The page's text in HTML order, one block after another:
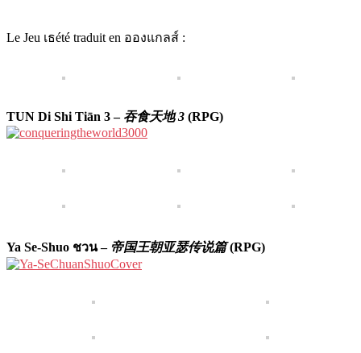
Le Jeu เธété traduit en อองแกลส์ :
TUN Di Shi Tiān 3 – 吞食天地 3 (RPG)
Ya Se-Shuo ชวน – 帝国王朝亚瑟传说篇(RPG)